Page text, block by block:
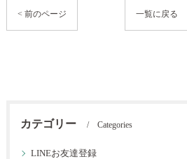
< 前のページ 一覧に戻る
カテゴリー Categories
LINEお友達登録